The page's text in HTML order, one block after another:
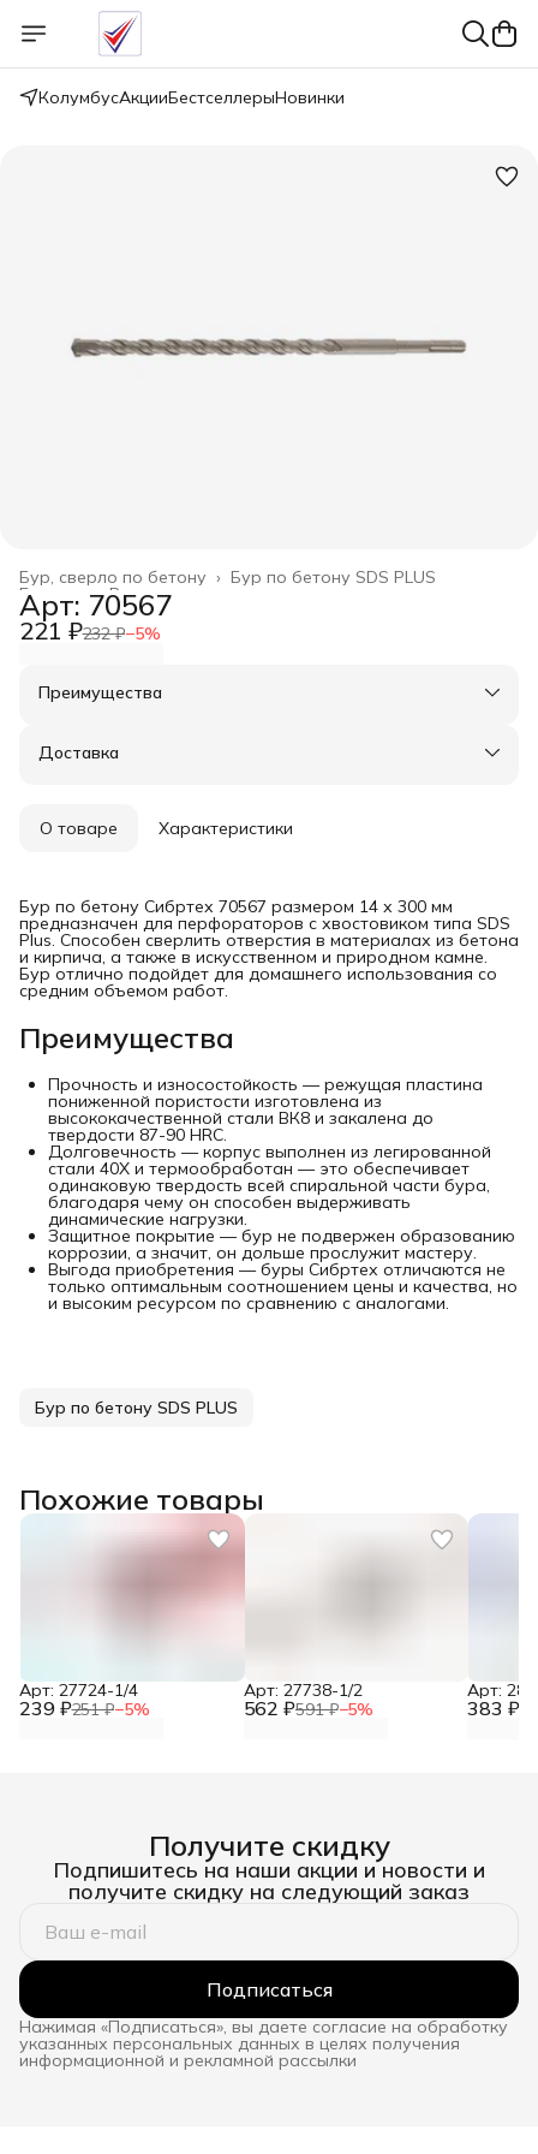
КолумбусАкцииБестселлерыНовинки
Бур по бетону SDS PLUS
Бур, сверло по бетону ›
Расходные материалы
Главная ›
Арт: 70567
221 ₽232 ₽−5%
Преимущества
Оплата частями в Сплит
Удобный возврат
Доставка
О товаре Характеристики
Бур по бетону Сибртех 70567 размером 14 х 300 мм
предназначен для перфораторов с хвостовиком типа SDS
Plus. Способен сверлить отверстия в материалах из бетона
и кирпича, а также в искусственном и природном камне.
Бур отлично подойдет для домашнего использования со
средним объемом работ.
Преимущества
Прочность и износостойкость — режущая пластина
пониженной пористости изготовлена из
высококачественной стали ВК8 и закалена до
твердости 87-90 HRC.
Долговечность — корпус выполнен из легированной
стали 40Х и термообработан — это обеспечивает
одинаковую твердость всей спиральной части бура,
благодаря чему он способен выдерживать
динамические нагрузки.
Защитное покрытие — бур не подвержен образованию
коррозии, а значит, он дольше прослужит мастеру.
Выгода приобретения — буры Сибртех отличаются не
только оптимальным соотношением цены и качества, но
и высоким ресурсом по сравнению с аналогами.
Бур по бетону SDS PLUS
Похожие товары
239 ₽251 ₽−5%
Арт: 27724-1/4
562 ₽591 ₽−5%
Арт: 27738-1/2
383 ₽
Арт:
Получите скидку
Подпишитесь на наши акции и новости и
получите скидку на следующий заказ
Подписаться
Нажимая «Подписаться», вы даете согласие на обработку
указанных персональных данных в целях получения
информационной и рекламной рассылки